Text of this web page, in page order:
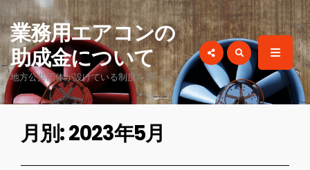
for:
業務用エアコンの
助成金について
地方公共団体が設けている制度を調べよう
月別: 2023年5月